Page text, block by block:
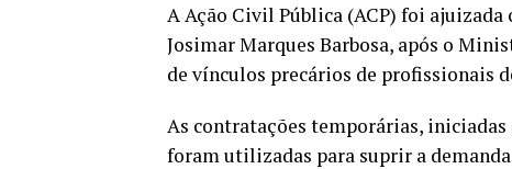
A Ação Civil Pública (ACP) foi
Josimar Marques Barbosa, após o
de vínculos precários de profissionais
As contratações temporárias,
foram utilizadas para suprir a